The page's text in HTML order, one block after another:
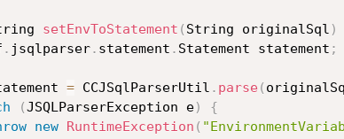
setEnvToStatement ( String originalSql )
. jsqlparser. statement . Statement statement ;
= CCJSqlParserUtil . parse(
(JSQLParserException e)
{
new RuntimeException (